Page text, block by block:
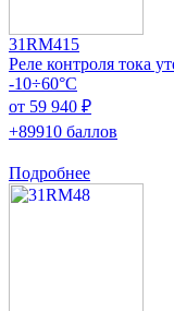
31RM415
Реле контроля тока
-10÷60°C
от 59 940 ₽
+89910 баллов
Подробнее